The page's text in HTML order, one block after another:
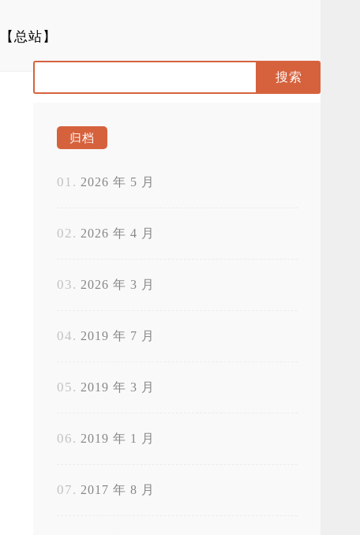
【总站】
归档
2026 年 5 月
2026 年 4 月
2026 年 3 月
2019 年 7 月
2019 年 3 月
2019 年 1 月
2017 年 8 月